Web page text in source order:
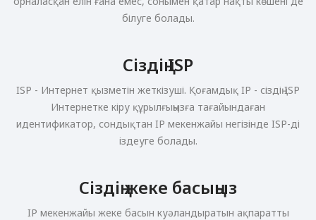
білуге болады.
Сіздің ISP
ISP - Интернет қызметін жеткізуші. Қоғамдық IP - сіздің ISP
Интернетке кіру құрылғыңызға тағайындаған
идентификатор, сондықтан IP мекенжайы негізінде ISP-ді
іздеуге болады.
Сіздің жеке басыңыз
IP мекенжайы жеке басын куәландыратын ақпаратты